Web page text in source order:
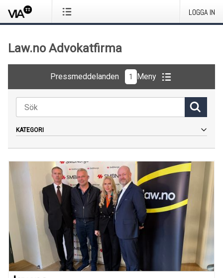
LOGGA IN
Law.no Advokatfirma
Pressmeddelanden 1 Meny
KATEGORI
Allt
Pressmeddelande